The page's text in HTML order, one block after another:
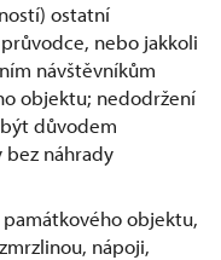
ostatní
nebo jakkoli
návštěvníkům
objektu; nedodržení
důvodem
bez náhrady
objektu,
nápoji,